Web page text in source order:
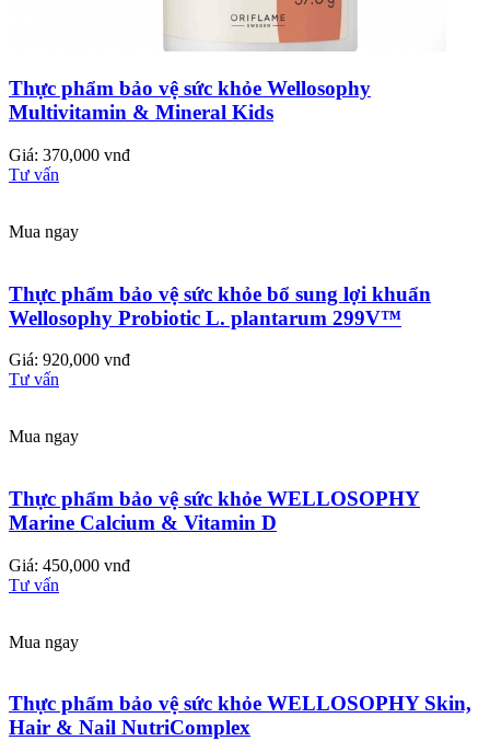
Thực phẩm bảo vệ sức khỏe Wellosophy
Multivitamin & Mineral Kids
Giá: 370,000 vnđ
Tư vấn
Mua ngay
Thực phẩm bảo vệ sức khỏe bổ sung lợi khuẩn
Wellosophy Probiotic L. plantarum 299V™
Giá: 920,000 vnđ
Tư vấn
Mua ngay
Thực phẩm bảo vệ sức khỏe WELLOSOPHY
Marine Calcium & Vitamin D
Giá: 450,000 vnđ
Tư vấn
Mua ngay
Thực phẩm bảo vệ sức khỏe WELLOSOPHY Skin,
Hair & Nail NutriComplex